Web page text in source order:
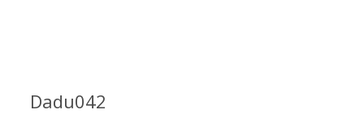
Dadu042